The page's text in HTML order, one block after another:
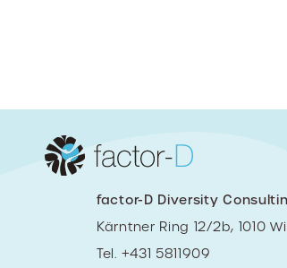
factor-D Diversity
Kärntner Ring 12/2b, 1010
Tel. +431 5811909